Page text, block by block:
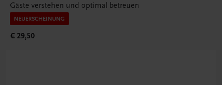
Gäste verstehen und optimal betreuen
NEUERSCHEINUNG
€ 29,50